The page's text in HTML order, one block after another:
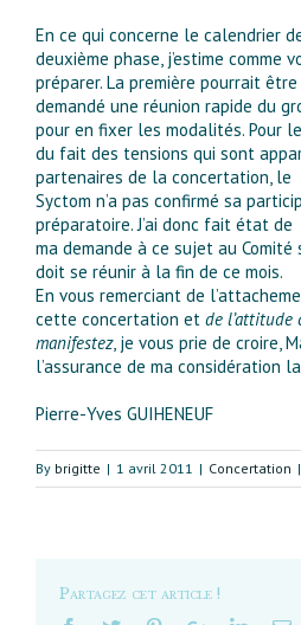
En ce qui concerne le calendrier
deuxième phase, j’estime comme
préparer. La première pourrait
demandé une réunion rapide du
pour en fixer les modalités. Pour
du fait des tensions qui sont
partenaires de la concertation, le
Syctom n’a pas confirmé sa
préparatoire. J’ai donc fait état de
ma demande à ce sujet au Comité
doit se réunir à la fin de ce mois.
En vous remerciant de
cette concertation et de l’attitude
manifestez, je vous prie de croire,
l’assurance de ma considération
Pierre-Yves GUIHENEUF
By brigitte | 1 avril 2011 | Concertation |
Partagez cet article !